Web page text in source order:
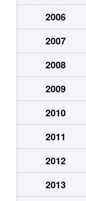
2006
2007
2008
2009
2010
2011
2012
2013